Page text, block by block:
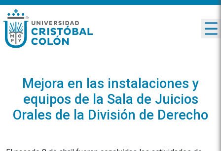
Mejora en las instalaciones y
equipos de la Sala de Juicios
Orales de la División de Derecho